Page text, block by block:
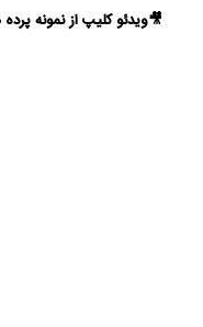
🎥ویدئو کلیپ از نمونه